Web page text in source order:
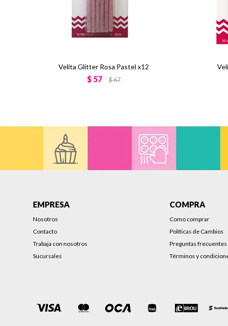
Velita Glitter Rosa Pastel x12
$ 57 $67
EMPRESA
Nosotros
Contacto
Trabaja con nosotros
Sucursales
COMPRA
Como comprar
Políticas de Cambios
Preguntas frecuentes
Términos y